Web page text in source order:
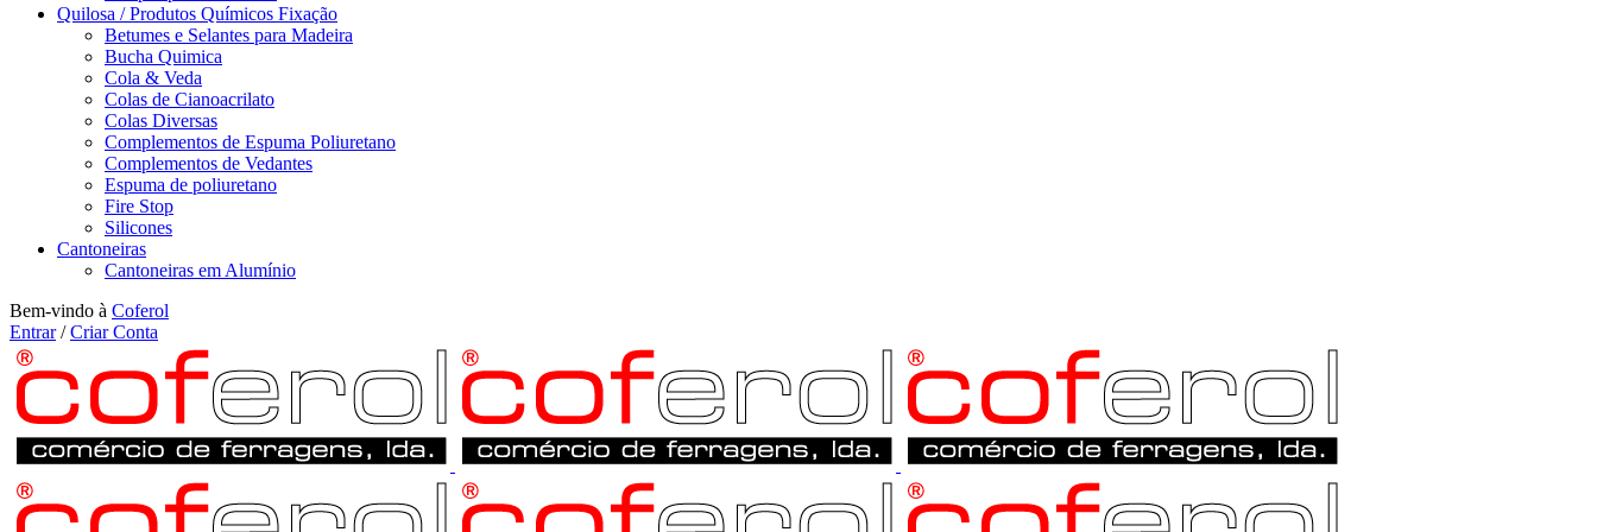
Quilosa / Produtos Químicos Fixação
Betumes e Selantes para Madeira
Bucha Quimica
Cola & Veda
Colas de Cianoacrilato
Colas Diversas
Complementos de Espuma Poliuretano
Complementos de Vedantes
Espuma de poliuretano
Fire Stop
Silicones
Cantoneiras
Cantoneiras em Alumínio
Bem-vindo à Coferol
Entrar/Criar Conta